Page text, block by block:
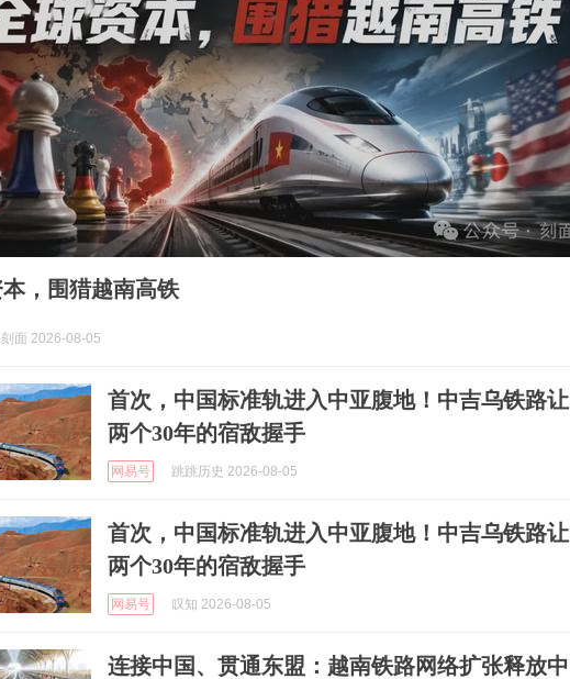
，围猎越南高铁
刻面 2026-08-05
首次，中国标准轨进入中亚腹地！中吉乌铁路让
两个30年的宿敌握手
网易号 跳跳历史 2026-08-05
首次，中国标准轨进入中亚腹地！中吉乌铁路让
两个30年的宿敌握手
网易号 叹知 2026-08-05
连接中国、贯通东盟：越南铁路网络扩张释放中